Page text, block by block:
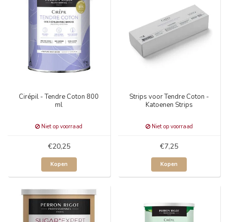
Cirépil - Tendre Coton 800
ml
Niet op voorraad
€20,25
Kopen
Strips voor Tendre Coton -
Katoenen Strips
Niet op voorraad
€7,25
Kopen